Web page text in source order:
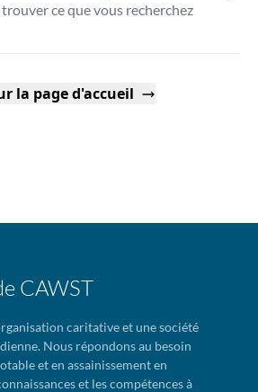
ce que vous recherchez
la page d'accueil
CAWST
caritative et une société
Nous répondons au besoin
et en assainissement en
et les compétences à